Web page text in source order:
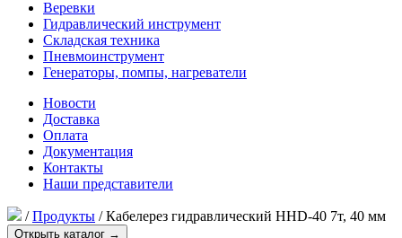
Веревки
Гидравлический инструмент
Складская техника
Пневмоинструмент
Генераторы, помпы, нагреватели
Новости
Доставка
Оплата
Документация
Контакты
Наши представители
/Продукты /Кабелерез гидравлический HHD-40 7т, 40 мм
Открыть каталог →